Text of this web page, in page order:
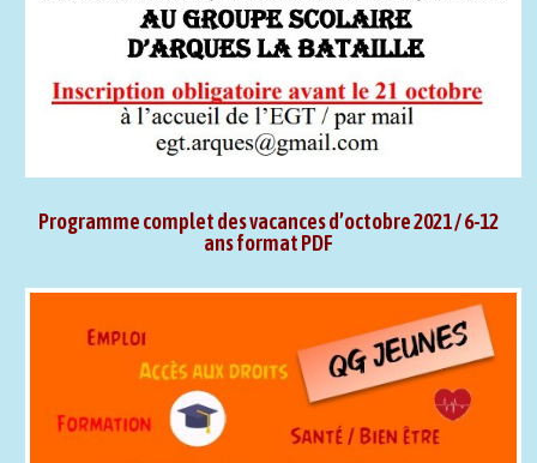
Programme complet des vacances d’octobre 2021 / 6-12
ans format PDF